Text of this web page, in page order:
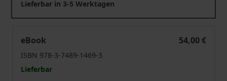
Lieferbar in 3-5 Werktagen
eBook
54,00 €
ISBN 978-3-7489-1469-3
Lieferbar